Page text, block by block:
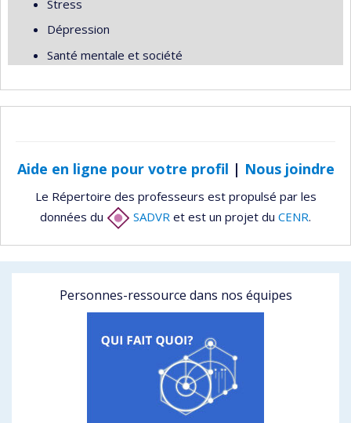
Stress
Dépression
Santé mentale et société
Aide en ligne pour votre profil | Nous joindre
Le Répertoire des professeurs est propulsé par les
données du
SADVR et est un projet du CENR.
Personnes-ressource dans nos équipes